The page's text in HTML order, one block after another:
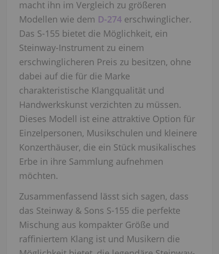
macht ihn im Vergleich zu größeren
Modellen wie dem D-274 erschwinglicher.
Das S-155 bietet die Möglichkeit, ein
Steinway-Instrument zu einem
erschwinglicheren Preis zu besitzen, ohne
dabei auf die für die Marke
charakteristische Klangqualität und
Handwerkskunst verzichten zu müssen.
Dieses Modell ist eine attraktive Option für
Einzelpersonen, Musikschulen und kleinere
Konzerthäuser, die ein Stück musikalisches
Erbe in ihre Sammlung aufnehmen
möchten.
Zusammenfassend lässt sich sagen, dass
das Steinway & Sons S-155 die perfekte
Mischung aus kompakter Größe und
raffiniertem Klang ist und Musikern die